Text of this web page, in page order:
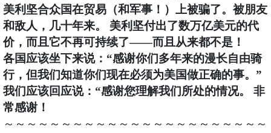
美利坚合众国在贸易（和军事！）上被骗了。被朋友
和敌人，几十年来。 美利坚付出了数万亿美元的代
价，而且它不再可持续了——而且从来都不是！
各国应该坐下来说：“感谢你们多年来的漫长自由骑
行，但我们知道你们现在必须为美国做正确的事。”
我们应该回应说：“感谢您理解我们所处的情况。 非
常感谢！
～～～～～～～～～～～～～～～～～～～～～～～